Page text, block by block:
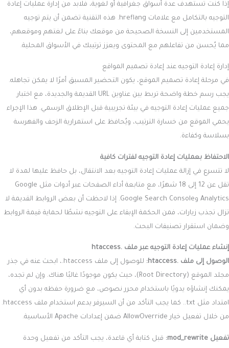
إذا كنت تستهدف عدة أسواق جغرافية أو لغوية، فلابد من إدارة عمليات إعادة
التوجيه بالتكامل مع علامات hreflang. هذه التقنية تضمن أن يتم توجيه
المستخدمين إلى النسخة الصحيحة من موقعك بناءً على لغتهم وموقعهم،
مما يُحسن من تفاعلهم مع المحتوى ويعزز ترتيبك في الأسواق المحلية.
إدارة إعادة التوجيه عند إعادة تصميم المواقع
في مرحلة إعادة تصميم الموقع، يكون التحضير المسبق أمرًا لا يمكن تجاهله.
يجب رسم خطة واضحة تربط بين عناوين URL القديمة والجديدة، مع اختبار
جميع عمليات إعادة التوجيه في بيئة تجريبية قبل الإطلاق الرسمي. هذا الإجراء
يحمي الموقع من خسارة الترتيب، ويُحافظ على استمرارية الزحف والفهرسة
بسلاسة وكفاءة.
الاحتفاظ بعمليات إعادة التوجيه لفترات كافية
لا تتسرع في إزالة عمليات إعادة التوجيه بعد الانتقال، بل حافظ عليها لمدة لا
تقل عن 12 إلى 18 شهرًا، مع متابعة أداء الصفحات عبر أدوات مثل Google
Analytics وGoogle Search Console. إذا لاحظت أن بعض الروابط القديمة لا
تزال تجذب زيارات، فمن الحكمة الإبقاء على التوجيه نشطًا لحماية قيمة الروابط
وضمان استقرار تصنيفات البحث.
إنشاء عمليات إعادة التوجيه عبر ملف .htaccess
الوصول إلى ملف .htaccess:
للوصول إلى ملف ‎.htaccess، ابحث عنه في جذر
مجلد الموقع (Root Directory)، حيث يكون موجودًا غالبًا هناك. وإن لم تجده،
يمكنك إنشاؤه يدويًا باستخدام محرر نصوص، مع ضرورة حفظه بدون أي
امتداد مثل ‎.txt. كما يجب التأكد من أن السيرفر يدعم استخدام ملف ‎.htaccess
من خلال تفعيل خيار ‎AllowOverride ضمن إعدادات Apache الأساسية.
تفعيل mod_rewrite:
قبل كتابة أي قاعدة، يجب التأكد من تفعيل وحدة